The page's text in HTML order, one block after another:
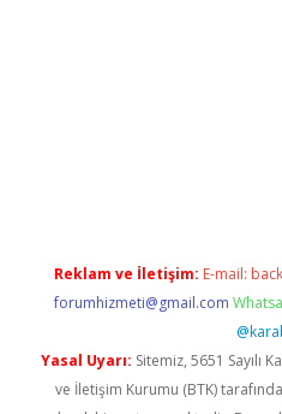
Reklam ve İletişim: E-mail:
forumhizmeti@gmail.com
Yasal Uyarı: Sitemiz, 5651 Sayılı
ve İletişim Kurumu (BTK)